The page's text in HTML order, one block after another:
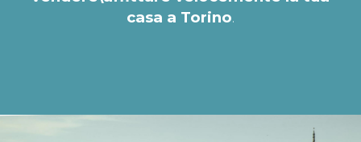
casa a Torino.